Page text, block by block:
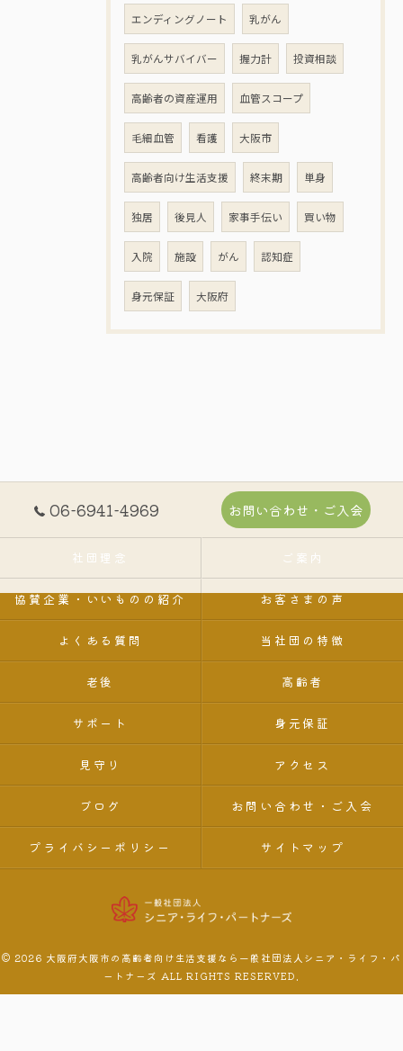
エンディングノート 乳がん
乳がんサバイバー 握力計 投資相談
高齢者の資産運用 血管スコープ
毛細血管 看護 大阪市
高齢者向け生活支援 終末期 単身
独居 後見人 家事手伝い 買い物
入院 施設 がん 認知症
身元保証 大阪府
06-6941-4969 お問い合わせ・ご入会
社団理念 ご案内
協賛企業・いいものの紹介 お客さまの声
よくある質問 当社団の特徴
老後 高齢者
サポート 身元保証
見守り アクセス
ブログ お問い合わせ・ご入会
プライバシーポリシー サイトマップ
© 2026 大阪府大阪市の高齢者向け生活支援なら一般社団法人シニア・ライフ・パ
ートナーズ ALL RIGHTS RESERVED.